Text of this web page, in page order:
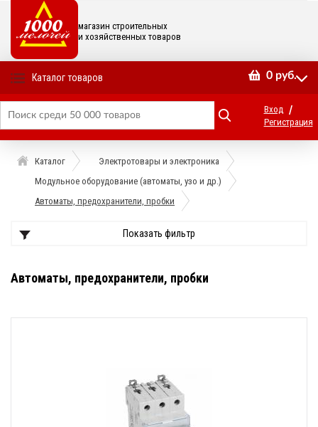
магазин строительных
и хозяйственных товаров
Каталог товаров 0 руб.
Вход /
Регистрация
Каталог
Электротовары и электроника
Модульное оборудование (автоматы, узо и др.)
Автоматы, предохранители, пробки
Показать фильтр
Автоматы, предохранители, пробки